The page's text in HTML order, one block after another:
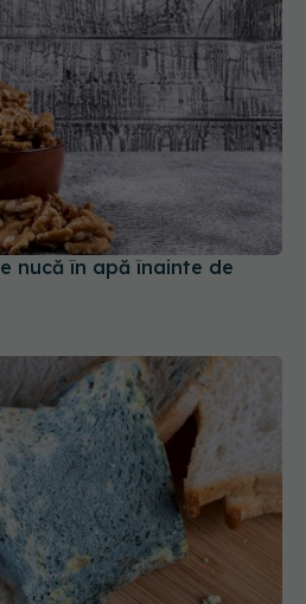
nucă în apă înainte de
felie de pâine? Uite de ce
pâinea